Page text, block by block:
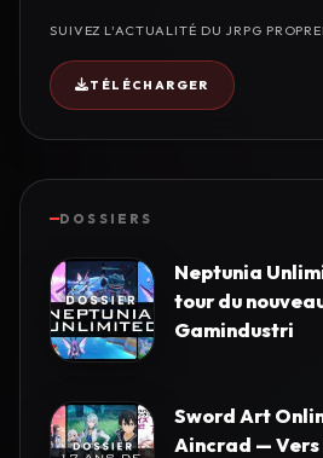
SUIVEZ L'ACTUALITÉ DU JRPG
TÉLÉCHARGER
DOSSIERS
Neptunia
tour du
Gamindustri
Sword Art
Aincrad — Vers